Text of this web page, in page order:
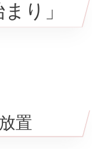
り」
置